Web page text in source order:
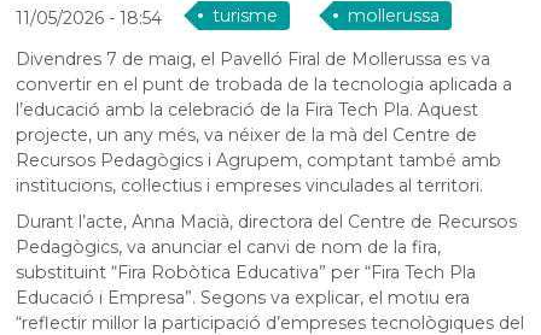
11/05/2026- 18:54 turisme
mollerussa
Divendres 7 de maig, el Pavelló Firal de Mollerussa es va
convertir en el punt de trobada de la tecnologia aplicada a
l’educació amb la celebració de la Fira Tech Pla. Aquest
projecte, un any més, va néixer de la mà del Centre de
Recursos Pedagògics i Agrupem, comptant també amb
institucions, col·lectius i empreses vinculades al territori.
Durant l’acte, Anna Macià, directora del Centre de Recursos
Pedagògics, va anunciar el canvi de nom de la fira,
substituint “Fira Robòtica Educativa” per “Fira Tech Pla
Educació i Empresa”. Segons va explicar, el motiu era
“reflectir millor la participació d’empreses tecnològiques del